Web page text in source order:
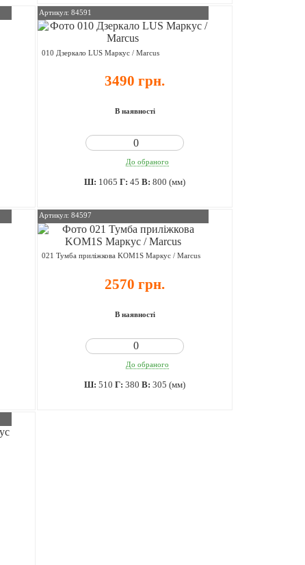
Артикул: 84591
010 Дзеркало LUS Маркус / Marcus
3490 грн.
В наявності
До обраного
Ш: 1065 Г:45 В:800 (мм)
Артикул: 84597
021 Тумба приліжкова KOM1S Маркус / Marcus
2570 грн.
В наявності
До обраного
Ш:510 Г:380 В:305 (мм)